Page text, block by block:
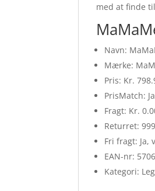
med at finde
Navn:
Mærke:
Pris: Kr.
PrisMatch: Ja
Fragt: Kr.
Returret:
Fri fragt: Ja,
EAN-nr:
Kategori: